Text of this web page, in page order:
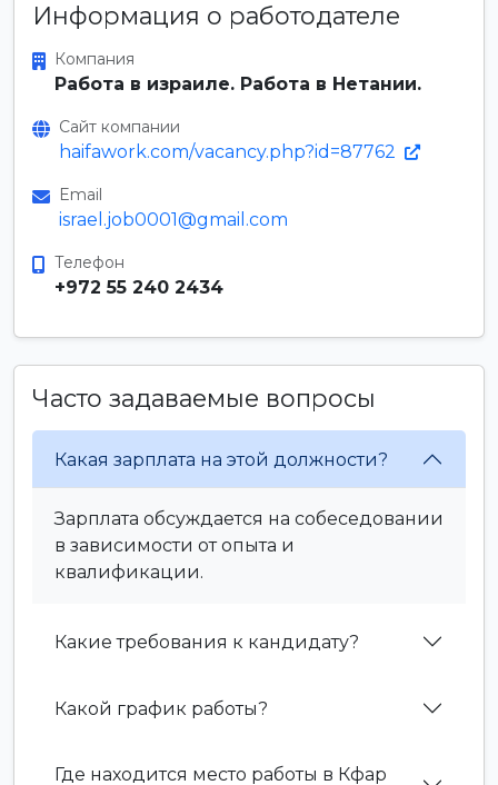
Информация о работодателе
Компания
Работа в израиле. Работа в Нетании.
Сайт компании
haifawork.com/vacancy.php?id=87762
Email
israel.job0001@gmail.com
Телефон
+972 55 240 2434
Часто задаваемые вопросы
Какая зарплата на этой должности?
Зарплата обсуждается на собеседовании
в зависимости от опыта и
квалификации.
Какие требования к кандидату?
Какой график работы?
Где находится место работы в Кфар